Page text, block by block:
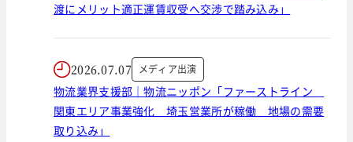
渡にメリット適正運賃収受へ交渉で踏み込み」
2026.07.07 メディア出演
物流業界支援部｜物流ニッポン「ファーストライン
関東エリア事業強化 埼玉営業所が稼働 地場の需要
取り込み」